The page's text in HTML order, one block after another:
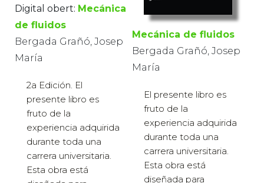
Digital obert: Mecánica
de fluidos
Bergada Grañó, Josep
María
2a Edición. El
presente libro es
fruto de la
experiencia adquirida
durante toda una
carrera universitaria.
Esta obra está
Mecánica de fluidos
Bergada Grañó, Josep
María
El presente libro es
fruto de la
experiencia adquirida
durante toda una
carrera universitaria.
Esta obra está
diseñada para